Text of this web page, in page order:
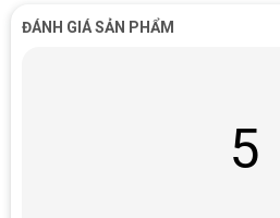
Con Vật Nhún Lò Xo – Niềm Vui
: Hình con ong
ĐÁNH GIÁ SẢN PHẨM
5